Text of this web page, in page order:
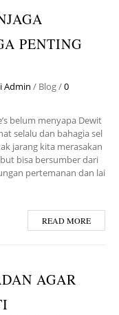
PENTING
Admin / Blog/0
belum menyapa Dewit
selalu dan bahagia sel
jarang kita merasakan
bisa bersumber dari
pertemanan dan lai
READ MORE
AGAR